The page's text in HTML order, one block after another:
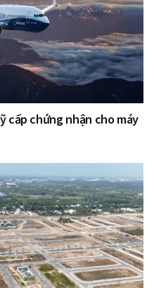
cấp chứng nhận cho máy